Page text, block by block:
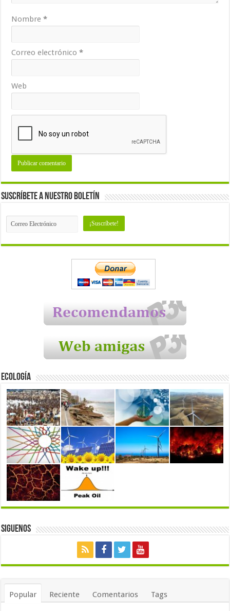
Nombre*
Correo electrónico*
Web
Suscríbete a nuestro Boletín
Ecología
Siguenos
Popular Reciente Comentarios Tags